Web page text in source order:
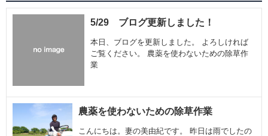
5/29 ブログ更新しました！
本日、ブログを更新しました。 よろしければ
ご覧ください。 農薬を使わないための除草作
業
農薬を使わないための除草作業
こんにちは。妻の美由紀です。 昨日は雨でしたの